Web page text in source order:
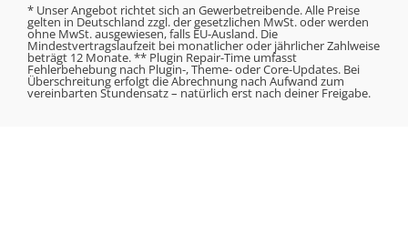
* Unser Angebot richtet sich an Gewerbetreibende. Alle Preise
gelten in Deutschland zzgl. der gesetzlichen MwSt. oder werden
ohne MwSt. ausgewiesen, falls EU-Ausland. Die
Mindestvertragslaufzeit bei monatlicher oder jährlicher Zahlweise
beträgt 12 Monate. ** Plugin Repair-Time umfasst
Fehlerbehebung nach Plugin-, Theme- oder Core-Updates. Bei
Überschreitung erfolgt die Abrechnung nach Aufwand zum
vereinbarten Stundensatz – natürlich erst nach deiner Freigabe.